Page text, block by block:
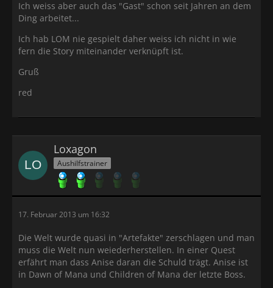
Ich weiss aber auch das "Gast" schon seit Jahren an dem
Ding arbeitet...
Ich hab LOM nie gespielt daher weiss ich nicht in wie
fern die Story miteinander verknüpft ist.
Gruß
red
Loxagon
Aushilfstrainer
17. Februar 2013 um 16:32
Die Welt wurde quasi in "Artefakte" zerschlagen und man
muss die Welt nun weiederherstellen. In einer Quest
erfährt man dass Anise daran die Schuld trägt. Anise ist
in Dawn of Mana und Children of Mana der letzte Boss.